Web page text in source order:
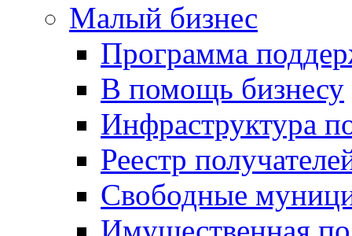
Малый бизнес
Программа
В помощь бизнесу
Инфраструктура
Реестр
Свободные